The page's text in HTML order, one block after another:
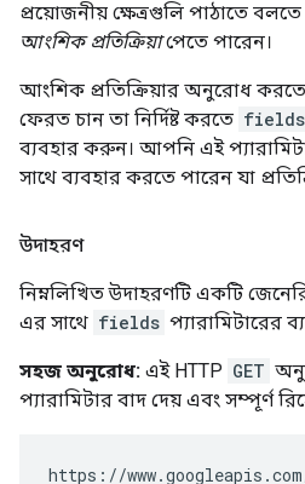
প্রয়োজনীয় ক্ষেত্রগুলি পাঠাতে
আংশিক প্রতিক্রিয়াপেতে পারেন।
আংশিক প্রতিক্রিয়ার অনুরোধ
ফেরত চান তা নির্দিষ্ট করতে fields
ব্যবহার করুন। আপনি এই
সাথে ব্যবহার করতে পারেন যা
উদাহরণ
নিম্নলিখিত উদাহরণটি একটি
এর সাথে fields প্যারামিটারের
সহজ অনুরোধ: এই HTTP GET
প্যারামিটার বাদ দেয় এবং সম্পূর্ণ